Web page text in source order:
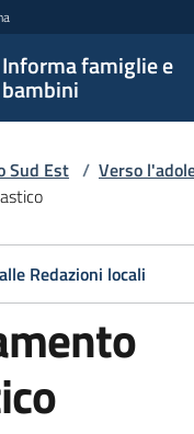
Informa famiglie e
bambini
Sud Est / Verso
Redazioni locali